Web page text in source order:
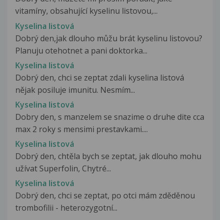
vitamíny, obsahující kyselinu listovou,...
Kyselina listová
Dobrý den,jak dlouho můžu brát kyselinu listovou?
Planuju otehotnet a pani doktorka...
Kyselina listová
Dobrý den, chci se zeptat zdali kyselina listová
nějak posiluje imunitu. Nesmím...
Kyselina listová
Dobry den, s manzelem se snazime o druhe dite cca
max 2 roky s mensimi prestavkami....
Kyselina listová
Dobrý den, chtěla bych se zeptat, jak dlouho mohu
užívat Superfolin, Chytré...
Kyselina listová
Dobrý den, chci se zeptat, po otci mám zděděnou
trombofilii - heterozygotní...